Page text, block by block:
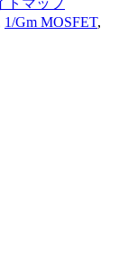
1/Gm MOSFET,